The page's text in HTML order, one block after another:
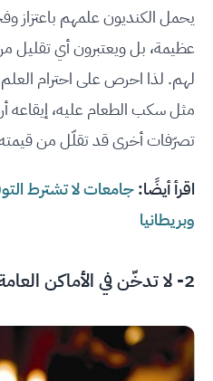
يحمل الكنديون علمهم باعتزاز
عظيمة، بل ويعتبرون أي تقليل
لهم. لذا احرص على احترام
مثل سكب الطعام عليه، إيقاعه
تصرّفات أخرى قد تقلّل من
اقرأ أيضًا:جامعات لا تشترط
وبريطانيا
2- لا تدخّن في الأماكن العامة